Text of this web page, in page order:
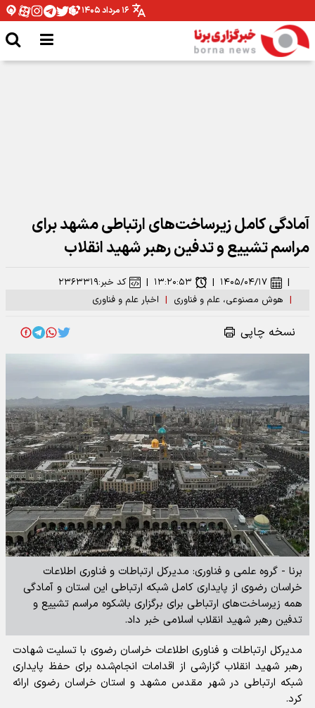
۱۶ مرداد ۱۴۰۵
آمادگی کامل زیرساخت‌های ارتباطی مشهد برای
مراسم تشییع و تدفین رهبر شهید انقلاب
| هوش مصنوعی، علم و فناوری | اخبار علم و فناوری
| ۱۴۰۵/۰۴/۱۷ | ۱۳:۲۰:۵۳ | کد خبر:۲۳۶۳۳۱۹
نسخه چاپی
برنا - گروه علمی و فناوری: مدیرکل ارتباطات و فناوری اطلاعات
خراسان رضوی از پایداری کامل شبکه ارتباطی این استان و آمادگی
همه زیرساخت‌های ارتباطی برای برگزاری باشکوه مراسم تشییع و
تدفین رهبر شهید انقلاب اسلامی خبر داد.
مدیرکل ارتباطات و فناوری اطلاعات خراسان رضوی با تسلیت شهادت
رهبر شهید انقلاب گزارشی از اقدامات انجام‌شده برای حفظ پایداری
شبکه ارتباطی در شهر مقدس مشهد و استان خراسان رضوی ارائه
کرد.